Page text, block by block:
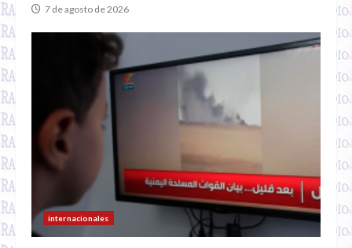
7 de agosto de 2026
internacionales